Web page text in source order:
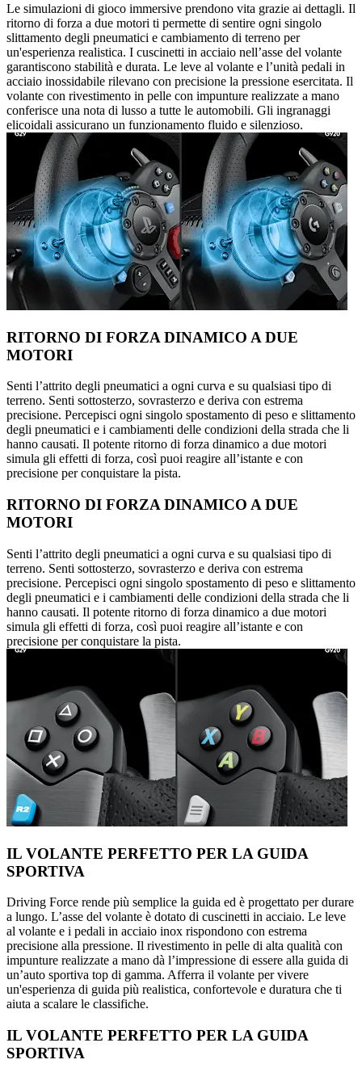
Le simulazioni di gioco immersive prendono vita grazie ai dettagli. Il
ritorno di forza a due motori ti permette di sentire ogni singolo
slittamento degli pneumatici e cambiamento di terreno per
un'esperienza realistica. I cuscinetti in acciaio nell’asse del volante
garantiscono stabilità e durata. Le leve al volante e l’unità pedali in
acciaio inossidabile rilevano con precisione la pressione esercitata. Il
volante con rivestimento in pelle con impunture realizzate a mano
conferisce una nota di lusso a tutte le automobili. Gli ingranaggi
elicoidali assicurano un funzionamento fluido e silenzioso.
RITORNO DI FORZA DINAMICO A DUE
MOTORI
Senti l’attrito degli pneumatici a ogni curva e su qualsiasi tipo di
terreno. Senti sottosterzo, sovrasterzo e deriva con estrema
precisione. Percepisci ogni singolo spostamento di peso e slittamento
degli pneumatici e i cambiamenti delle condizioni della strada che li
hanno causati. Il potente ritorno di forza dinamico a due motori
simula gli effetti di forza, così puoi reagire all’istante e con
precisione per conquistare la pista.
RITORNO DI FORZA DINAMICO A DUE
MOTORI
Senti l’attrito degli pneumatici a ogni curva e su qualsiasi tipo di
terreno. Senti sottosterzo, sovrasterzo e deriva con estrema
precisione. Percepisci ogni singolo spostamento di peso e slittamento
degli pneumatici e i cambiamenti delle condizioni della strada che li
hanno causati. Il potente ritorno di forza dinamico a due motori
simula gli effetti di forza, così puoi reagire all’istante e con
precisione per conquistare la pista.
IL VOLANTE PERFETTO PER LA GUIDA
SPORTIVA
Driving Force rende più semplice la guida ed è progettato per durare
a lungo. L’asse del volante è dotato di cuscinetti in acciaio. Le leve
al volante e i pedali in acciaio inox rispondono con estrema
precisione alla pressione. Il rivestimento in pelle di alta qualità con
impunture realizzate a mano dà l’impressione di essere alla guida di
un’auto sportiva top di gamma. Afferra il volante per vivere
un'esperienza di guida più realistica, confortevole e duratura che ti
aiuta a scalare le classifiche.
IL VOLANTE PERFETTO PER LA GUIDA
SPORTIVA